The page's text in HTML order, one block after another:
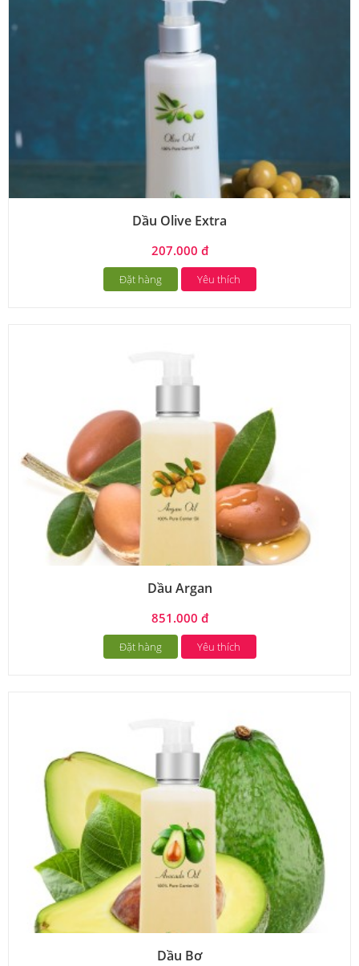
Dầu Olive Extra
207.000 đ
Đặt hàng Yêu thích
Dầu Argan
851.000 đ
Đặt hàng Yêu thích
Dầu Bơ